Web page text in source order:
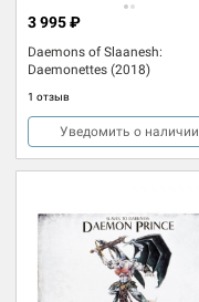
Daemons of Slaanesh:
Daemonettes (2018)
1 отзыв
3 995 ₽
Уведомить о наличии